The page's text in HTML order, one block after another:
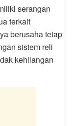
serangan
terkait
berusaha tetap
sistem reli
kehilangan